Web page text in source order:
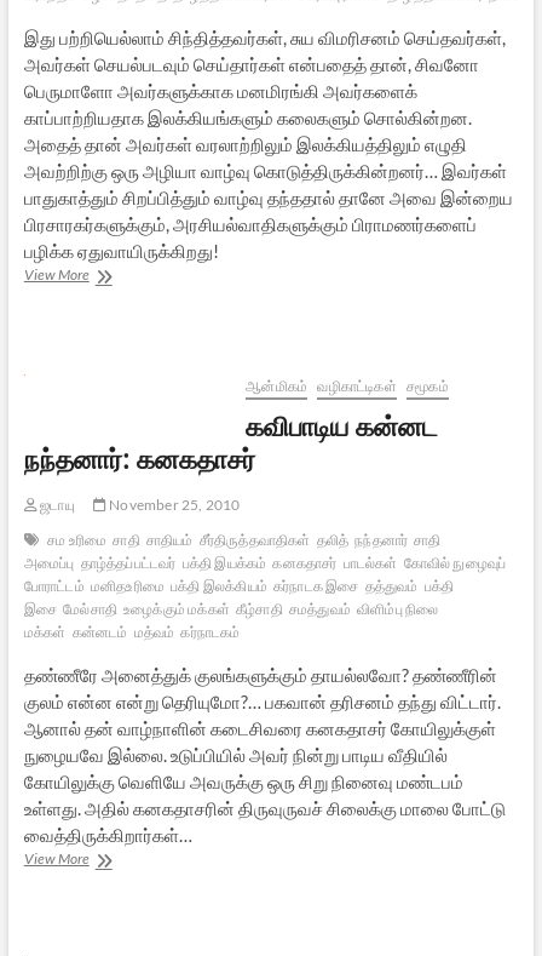
இது பற்றியெல்லாம் சிந்தித்தவர்கள், சுய விமரிசனம் செய்தவர்கள்,
அவர்கள் செயல்படவும் செய்தார்கள் என்பதைத் தான், சிவனோ
பெருமாளோ அவர்களுக்காக மனமிரங்கி அவர்களைக்
காப்பாற்றியதாக இலக்கியங்களும் கலைகளும் சொல்கின்றன.
அதைத் தான் அவர்கள் வரலாற்றிலும் இலக்கியத்திலும் எழுதி
அவற்றிற்கு ஒரு அழியா வாழ்வு கொடுத்திருக்கின்றனர்… இவர்கள்
பாதுகாத்தும் சிறப்பித்தும் வாழ்வு தந்ததால் தானே அவை இன்றைய
பிரசாரகர்களுக்கும், அரசியல்வாதிகளுக்கும் பிராமணர்களைப்
பழிக்க ஏதுவாயிருக்கிறது!
View Moreதலித்துகளும்
ஆன்மிகம்
வழிகாட்டிகள் சமூகம்
கவிபாடிய கன்னட
நந்தனார்: கனகதாசர்
ஜடாயு
November 25, 2010
சம உரிமை சாதி சாதியம் சீர்திருத்தவாதிகள் தலித் நந்தனார் சாதி
அமைப்பு தாழ்த்தப்பட்டவர் பக்தி இயக்கம் கனகதாசர் பாடல்கள் கோவில் நுழைவுப்
போராட்டம் மனிதஉரிமை பக்தி இலக்கியம் கர்நாடக இசை தத்துவம் பக்தி
இசை மேல்சாதி உழைக்கும் மக்கள் கீழ்சாதி சமத்துவம் விளிம்பு நிலை
மக்கள் கன்னடம் மத்வம் கர்நாடகம்
தண்ணீரே அனைத்துக் குலங்களுக்கும் தாயல்லவோ? தண்ணீரின்
குலம் என்ன என்று தெரியுமோ?… பகவான் தரிசனம் தந்து விட்டார்.
ஆனால் தன் வாழ்நாளின் கடைசிவரை கனகதாசர் கோயிலுக்குள்
நுழையவே இல்லை. உடுப்பியில் அவர் நின்று பாடிய வீதியில்
கோயிலுக்கு வெளியே அவருக்கு ஒரு சிறு நினைவு மண்டபம்
உள்ளது. அதில் கனகதாசரின் திருவுருவச் சிலைக்கு மாலை போட்டு
வைத்திருக்கிறார்கள்…
View Moreகவிபாடிய